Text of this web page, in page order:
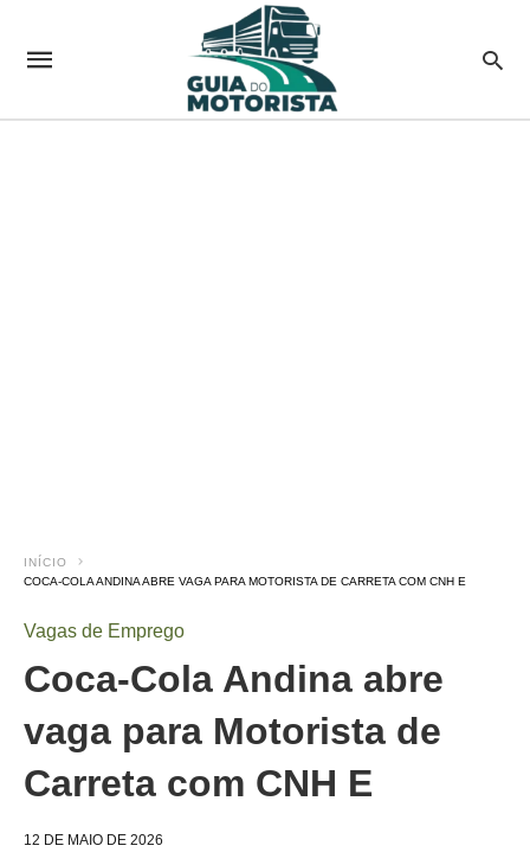
INÍCIO
COCA-COLA ANDINA ABRE VAGA PARA MOTORISTA DE CARRETA COM CNH E
Vagas de Emprego
Coca-Cola Andina abre
vaga para Motorista de
Carreta com CNH E
12 DE MAIO DE 2026